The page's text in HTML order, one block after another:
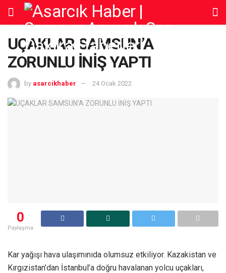
UÇAKLAR SAMSUN’A
ZORUNLU İNİŞ YAPTI
by asarcikhaber 24 Ocak 2022
0
Paylaşma
Kar yağışı hava ulaşımınıda olumsuz etkiliyor. Kazakistan ve
Kırgızistan’dan İstanbul’a doğru havalanan yolcu uçakları,